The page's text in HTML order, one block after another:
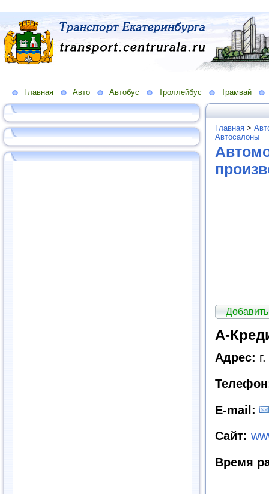
Главная Авто Автобус Троллейбус Трамвай
Главная >
Автосалоны
А-
Адрес:
E-mail :
Сайт:
Время